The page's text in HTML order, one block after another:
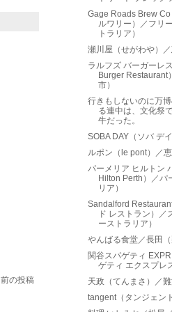
前の投稿
Gage Roads Brew
ルワリー）／フリ
トラリア）
瀬川屋（せがわや）
ラルフズ バーガーレ
Burger Restaurant
市）
行きもしないのに万
る連中は、文化祭
牛だった。
SOBA DAY（ソバ デ
ルポン（le pont）／
パーメリア ヒルトン
Hilton Perth）／パ
リア）
Sandalford
ド レストラン）／
ーストラリア）
やんばる食堂／長田（
関谷スパゲティ
ゲティ エクスプレ
天政（てんまさ）／
tangent（タンジェン